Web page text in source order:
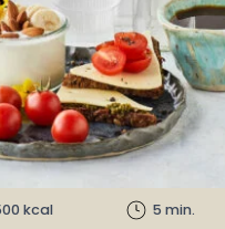
kcal 5 min.